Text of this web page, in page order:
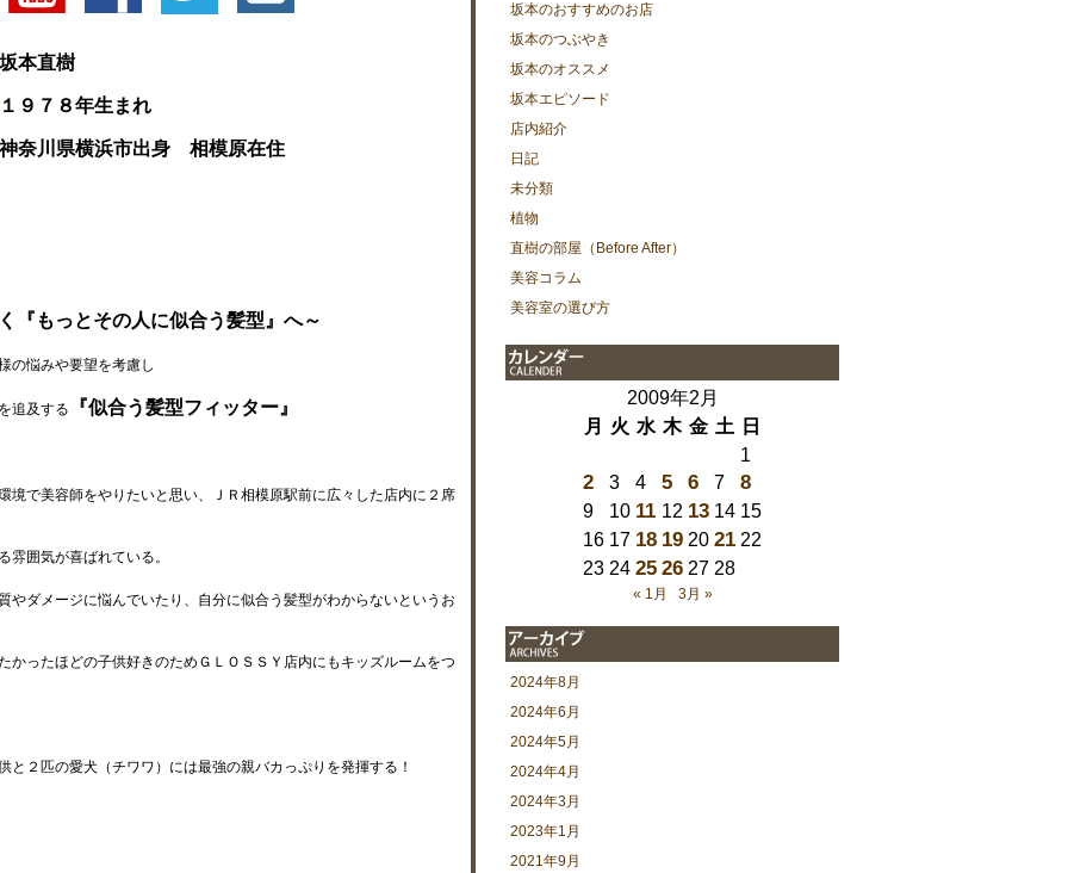
坂本直樹
１９７８年生まれ
神奈川県横浜市出身 相模原在住
『もっとその人に似合う髪型』へ～
の悩みや要望を考慮し
追及する 『似合う髪型フィッター』
境で美容師をやりたいと思い、ＪＲ相模原駅前に広々した店内に２席
雰囲気が喜ばれている。
やダメージに悩んでいたり、自分に似合う髪型がわからないというお
かったほどの子供好きのためＧＬＯＳＳＹ店内にもキッズルームをつ
と２匹の愛犬（チワワ）には最強の親バカっぷりを発揮する！
坂本のおすすめのお店
坂本のつぶやき
坂本のオススメ
坂本エピソード
店内紹介
日記
未分類
植物
直樹の部屋（Before After）
美容コラム
美容室の選び方
2009年2月
月
火 水 木 金 土
日
1
2 3 4 5 6 7 8
9 10 11 12 13 14 15
16 17 18 19 20 21 22
23 24 25 26 27 28
« 1月 3月 »
2024年8月
2024年6月
2024年5月
2024年4月
2024年3月
2023年1月
2021年9月